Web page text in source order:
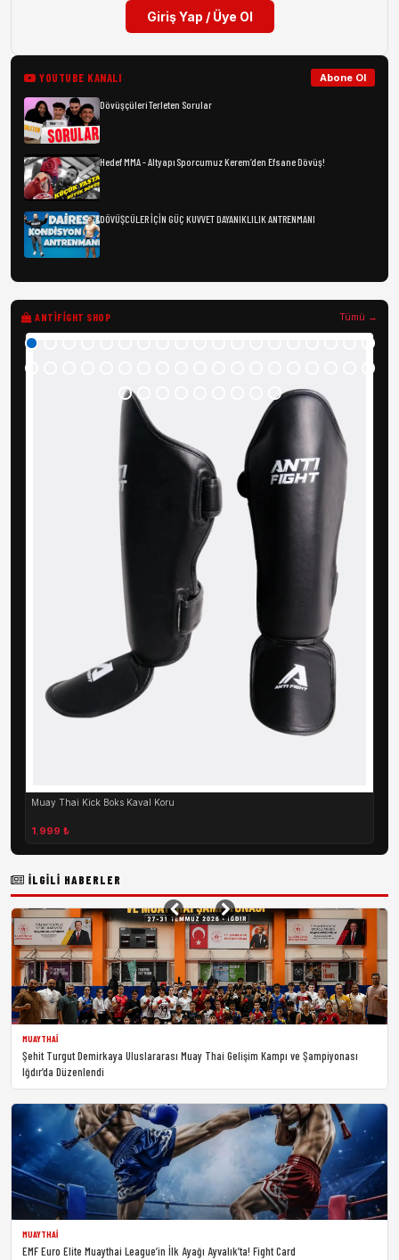
Giriş Yap / Üye Ol
YOUTUBE KANALI Abone Ol
Dövüşçüleri Terleten Sorular
Hedef MMA - Altyapı Sporcumuz Kerem’den Efsane Dövüş!
DÖVÜŞCÜLER İÇİN GÜÇ KUVVET DAYANIKLILIK ANTRENMANI
ANTIFIGHT SHOP Tümü →
Muay Thai Kick Boks Kaval Koru
1.999 ₺
İLGILI HABERLER
MUAYTHAI
Şehit Turgut Demirkaya Uluslararası Muay Thai Gelişim Kampı ve Şampiyonası
Iğdır’da Düzenlendi
MUAYTHAI
EMF Euro Elite Muaythai League’in İlk Ayağı Ayvalık’ta! Fight Card